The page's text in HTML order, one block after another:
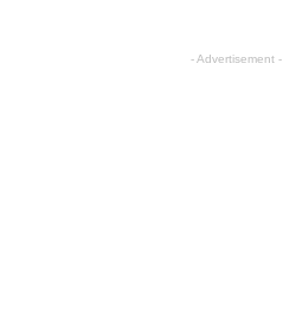
- Advertisement -